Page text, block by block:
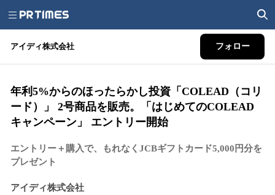
アイディ株式会社 フォロー
年利5%からのほったらかし投資「COLEAD（コリ
ード）」 2号商品を販売。「はじめてのCOLEAD
キャンペーン」 エントリー開始
エントリー＋購入で、もれなくJCBギフトカード5,000円分を
プレゼント
アイディ株式会社